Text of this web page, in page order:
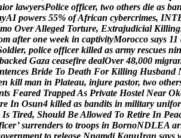
ior lawyersPolice officer, two others die as ban
yAI powers 55% ofAfrican cybercrimes, INT
mo OverAlleged Torture, Extrajudicial Killing
m after one week in captivityMorocco says 11
oldier, police officer killed as army rescues nin
backed Gaza ceasefire dealOver 48,000 migra
ntences Bride To Death For Killing Husband
n kill man in Plateau, injure pastor, two other
ts Feared TrappedAs Private Hostel Near Ok
re In Osun4 killed as bandits in military unifor
Is Tired, Should BeAllowed To Retire In Pea
icer’ surrenders to troops in BornoNDLEA ar